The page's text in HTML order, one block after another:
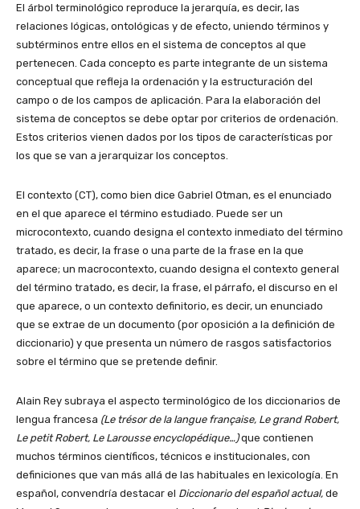
El árbol terminológico reproduce la jerarquía, es decir, las
relaciones lógicas, ontológicas y de efecto, uniendo términos y
subtérminos entre ellos en el sistema de conceptos al que
pertenecen. Cada concepto es parte integrante de un sistema
conceptual que refleja la ordenación y la estructuración del
campo o de los campos de aplicación. Para la elaboración del
sistema de conceptos se debe optar por criterios de ordenación.
Estos criterios vienen dados por los tipos de características por
los que se van a jerarquizar los conceptos.
El contexto (CT), como bien dice Gabriel Otman, es el enunciado
en el que aparece el término estudiado. Puede ser un
microcontexto, cuando designa el contexto inmediato del término
tratado, es decir, la frase o una parte de la frase en la que
aparece; un macrocontexto, cuando designa el contexto general
del término tratado, es decir, la frase, el párrafo, el discurso en el
que aparece, o un contexto definitorio, es decir, un enunciado
que se extrae de un documento (por oposición a la definición de
diccionario) y que presenta un número de rasgos satisfactorios
sobre el término que se pretende definir.
Alain Rey subraya el aspecto terminológico de los diccionarios de
lengua francesa (Le trésor de la langue française, Le grand Robert,
Le petit Robert, Le Larousse encyclopédique…)que contienen
muchos términos científicos, técnicos e institucionales, con
definiciones que van más allá de las habituales en lexicología. En
español, convendría destacar el Diccionario del español actual, de